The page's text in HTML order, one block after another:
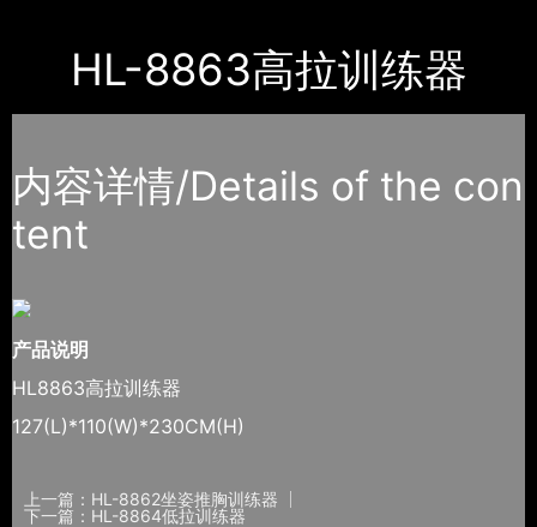
HL-8863高拉训练器
内容详情/Details of the con
tent
产品说明
HL8863高拉训练器
127(L)*110(W)*230CM(H)
上一篇：HL-8862坐姿推胸训练器
下一篇：HL-8864低拉训练器